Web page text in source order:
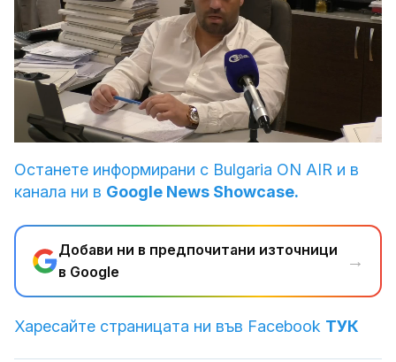
Unmute Loaded:
12.96%
Останете информирани с Bulgaria ON AIR и в
канала ни в Google News Showcase.
Добави ни в предпочитани източници
в Google
→
Харесайте страницата ни във Facebook ТУК